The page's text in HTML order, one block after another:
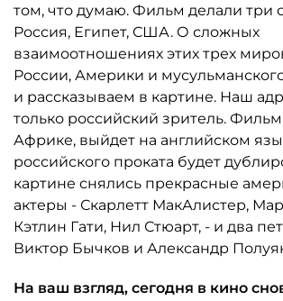
том, что думаю. Фильм делали три
Россия, Египет, США. О сложных
взаимоотношениях этих трех
России, Америки и
и рассказываем в картине. Наш
только российский зритель. Фильм
Африке, выйдет на английском
российского проката будет
картине снялись прекрасные
актеры - Скарлетт МакАлистер,
Кэтлин Гати, Нил Стюарт, - и два
Виктор Бычков и Александр
На ваш взгляд, сегодня в кино